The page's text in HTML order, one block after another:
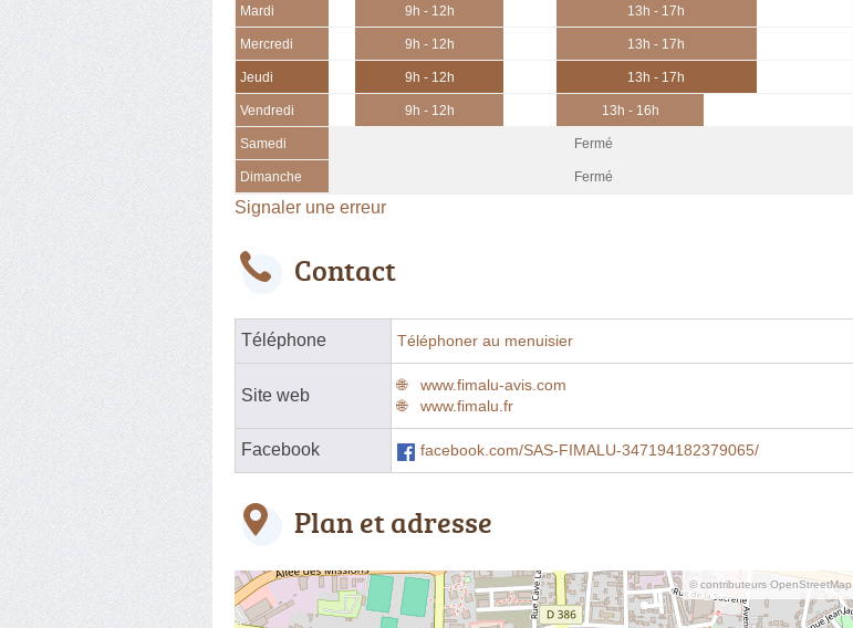
Mardi 9h - 12h 13h - 17h
Mercredi 9h - 12h 13h - 17h
Jeudi 9h - 12h 13h - 17h
Vendredi 9h - 12h 13h - 16h
Samedi Fermé
Dimanche Fermé
Signaler une erreur
Contact
Téléphone Téléphoner au menuisier
Site web
www.fimalu-avis.com
www.fimalu.fr
Facebook facebook.com/SAS-FIMALU-347194182379065/
Plan et adresse
© contributeurs OpenStreetMap